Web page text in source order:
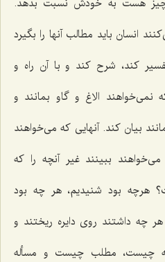
انسان باید مطالب آنها را بگیرد
كند، شرح كند و با آن راه و
الاغ و گاو بمانند و
بیان كند. آنهایی كه می‌خواهند
ببینند غیر آنچه را كه
هرچه بود شنیدیم، هر چه بود
هر چه داشتند روی دایره ریختند و
چیست، مطلب چیست و مسأله